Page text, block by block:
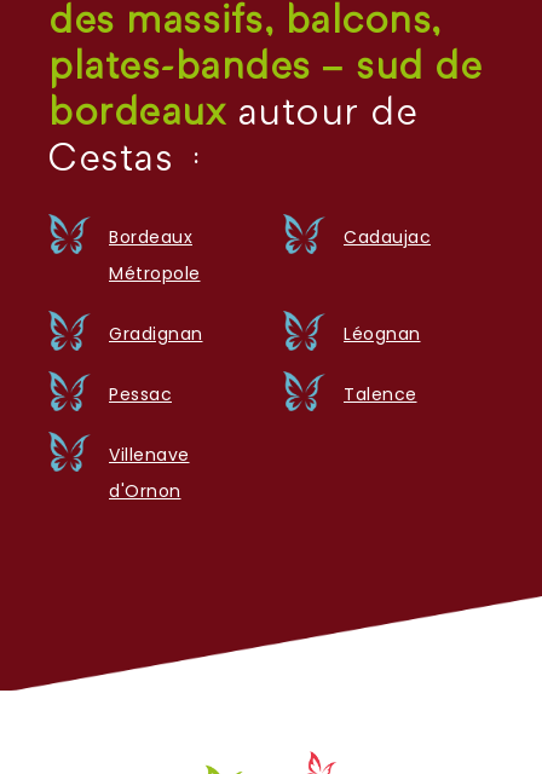
des massifs, balcons,
plates-bandes – sud de
bordeauxautour de
Cestas :
Bordeaux
Métropole
Cadaujac
Gradignan Léognan
Pessac Talence
Villenave
d'Ornon